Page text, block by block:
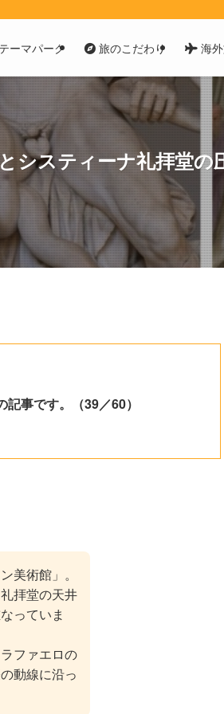
ーマパーク 旅のこだわり 海
システィーナ礼拝堂の
記事です。（39／60）
美術館」。
拝堂の天井
っていま
ファエロの
動線に沿っ